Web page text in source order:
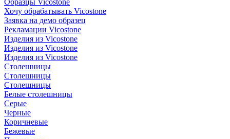
Образцы Vicostone
Хочу обрабатывать Vicostone
Заявка на демо образец
Рекламации Vicostone
Изделия из Vicostone
Изделия из Vicostone
Изделия из Vicostone
Столешницы
Столешницы
Столешницы
Белые столешницы
Серые
Черные
Коричневые
Бежевые